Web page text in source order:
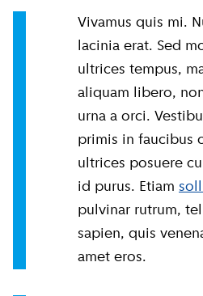
Aanmelden
Vivamus quis mi.
lacinia erat. Sed
ultrices tempus,
aliquam libero,
urna a orci.
primis in faucibus
ultrices posuere
id purus. Etiam
pulvinar rutrum,
sapien, quis
amet eros.